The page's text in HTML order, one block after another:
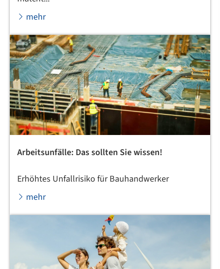
mehr
Arbeitsunfälle: Das sollten Sie wissen!
Erhöhtes Unfallrisiko für Bauhandwerker
mehr